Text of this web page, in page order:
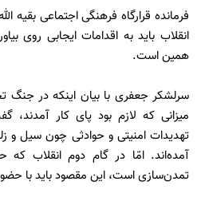
فرمانده قرارگاه فرهنگی اجتماعی
انقلاب باید به اقدامات ایجابی روی
همین است.
سرلشکر جعفری با بیان اینکه در جنگ
میزانی که لازم بود پای کار آمدند،
تهدیدات امنیتی و حوادثی چون سیل و
آمده‌اند. امّا در گام دوم انقلاب
تمدن‌سازی است، این مقصود باید با